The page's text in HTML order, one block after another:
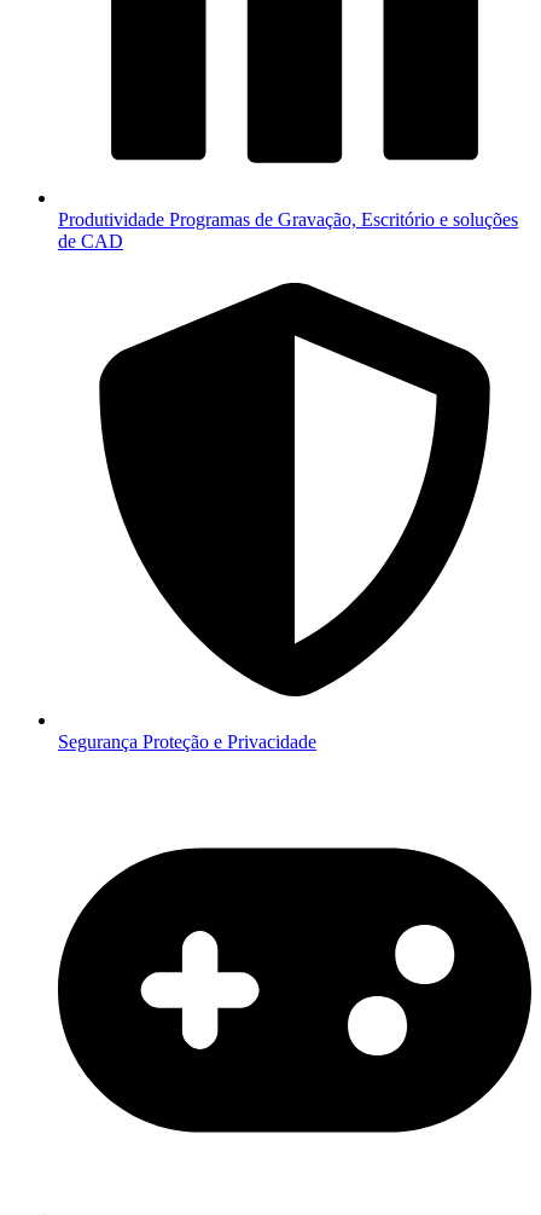
Produtividade Programas de Gravação, Escritório e soluções
de CAD
Segurança Proteção e Privacidade